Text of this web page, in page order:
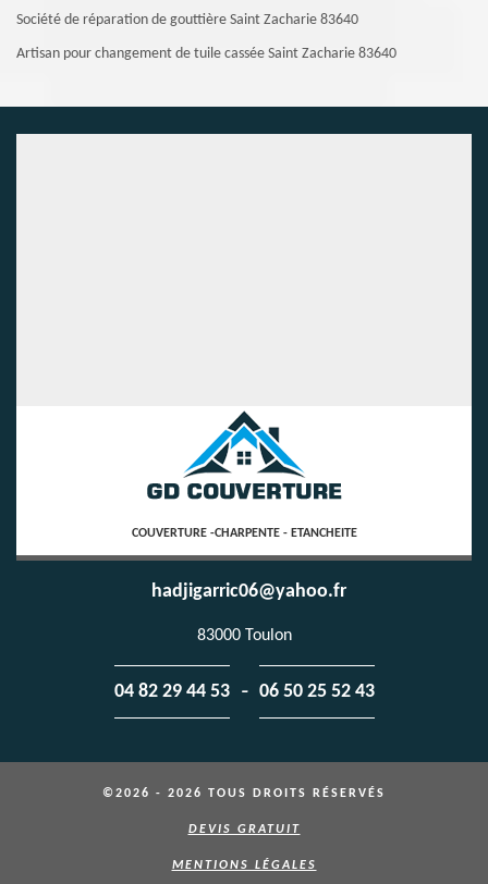
Société de réparation de gouttière Saint Zacharie 83640
Artisan pour changement de tuile cassée Saint Zacharie 83640
COUVERTURE -CHARPENTE - ETANCHEITE
hadjigarric06@yahoo.fr
83000 Toulon
04 82 29 44 53 - 06 50 25 52 43
©2026 - 2026 TOUS DROITS RÉSERVÉS
DEVIS GRATUIT
MENTIONS LÉGALES